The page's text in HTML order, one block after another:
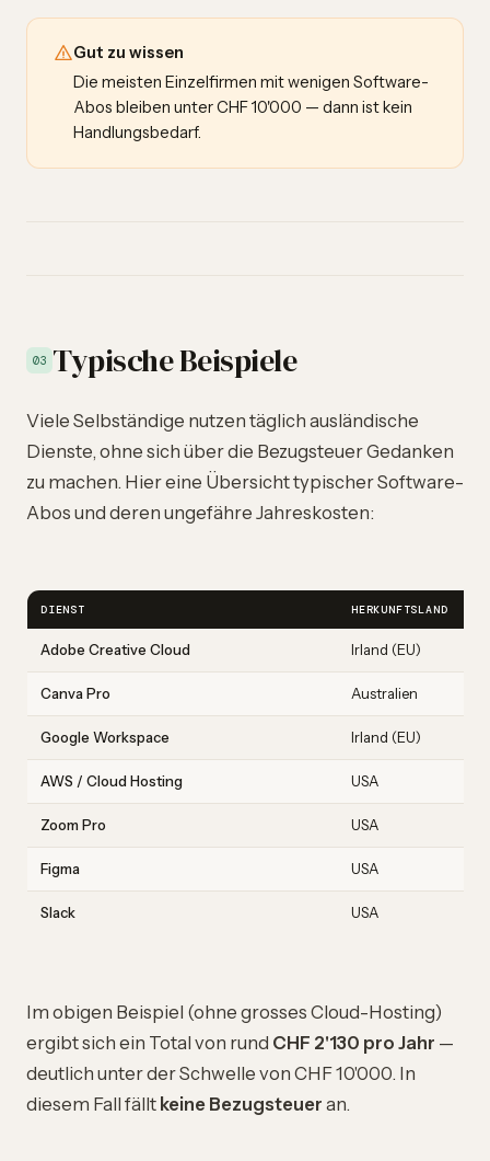
Gut zu wissen
Die meisten Einzelfirmen mit wenigen Software-
Abos bleiben unter CHF 10'000 — dann ist kein
Handlungsbedarf.
03 Typische Beispiele
Viele Selbständige nutzen täglich ausländische
Dienste, ohne sich über die Bezugsteuer Gedanken
zu machen. Hier eine Übersicht typischer Software-
Abos und deren ungefähre Jahreskosten:
DIENST HERKUNFTSLAND
Adobe Creative Cloud Irland (EU)
Canva Pro Australien
Google Workspace Irland (EU)
AWS / Cloud Hosting USA
Zoom Pro USA
Figma USA
Slack USA
Im obigen Beispiel (ohne grosses Cloud-Hosting)
ergibt sich ein Total von rund CHF 2'130 pro Jahr —
deutlich unter der Schwelle von CHF 10'000. In
diesem Fall fällt keine Bezugsteuer an.